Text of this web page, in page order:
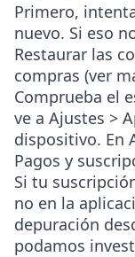
Primero,
nuevo. Si eso
Restaurar las
compras (ver
Comprueba el
ve a Ajustes >
dispositivo. En
Pagos y
Si tu
no en la
depuración
podamos